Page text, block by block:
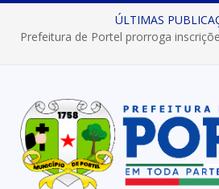
ÚLTIMAS